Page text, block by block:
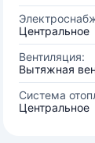
Центральное
Вентиляция:
Вытяжная
Система
Центральное